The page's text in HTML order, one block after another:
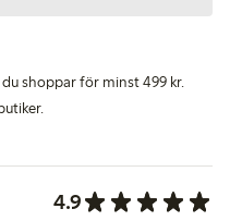
shoppar för minst 499 kr.
4.9